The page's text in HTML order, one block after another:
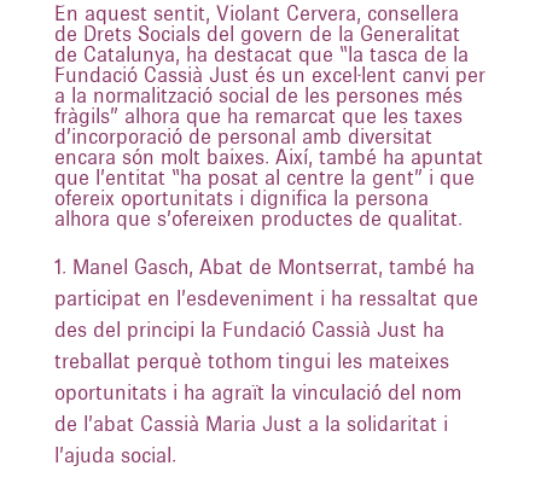
En aquest sentit, Violant Cervera, consellera
de Drets Socials del govern de la Generalitat
de Catalunya, ha destacat que “la tasca de la
Fundació Cassià Just és un excel·lent canvi per
a la normalització social de les persones més
fràgils” alhora que ha remarcat que les taxes
d’incorporació de personal amb diversitat
encara són molt baixes. Així, també ha apuntat
que l’entitat “ha posat al centre la gent” i que
ofereix oportunitats i dignifica la persona
alhora que s’ofereixen productes de qualitat.
Manel Gasch, Abat de Montserrat, també ha
participat en l’esdeveniment i ha ressaltat que
des del principi la Fundació Cassià Just ha
treballat perquè tothom tingui les mateixes
oportunitats i ha agraït la vinculació del nom
de l’abat Cassià Maria Just a la solidaritat i
l’ajuda social.